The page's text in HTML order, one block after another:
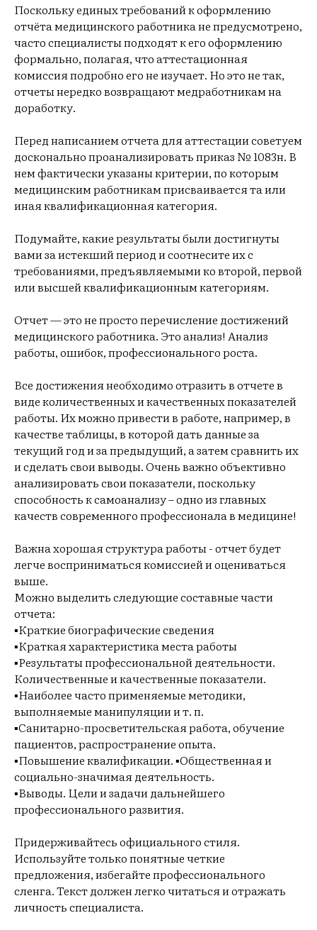
Поскольку единых требований к оформлению
отчёта медицинского работника не предусмотрено,
часто специалисты подходят к его оформлению
формально, полагая, что аттестационная
комиссия подробно его не изучает. Но это не так,
отчеты нередко возвращают медработникам на
доработку.
Перед написанием отчета для аттестации советуем
досконально проанализировать приказ № 1083н. В
нем фактически указаны критерии, по которым
медицинским работникам присваивается та или
иная квалификационная категория.
Подумайте, какие результаты были достигнуты
вами за истекший период и соотнесите их с
требованиями, предъявляемыми ко второй, первой
или высшей квалификационным категориям.
Отчет — это не просто перечисление достижений
медицинского работника. Это анализ! Анализ
работы, ошибок, профессионального роста.
Все достижения необходимо отразить в отчете в
виде количественных и качественных показателей
работы. Их можно привести в работе, например, в
качестве таблицы, в которой дать данные за
текущий год и за предыдущий, а затем сравнить их
и сделать свои выводы. Очень важно объективно
анализировать свои показатели, поскольку
способность к самоанализу – одно из главных
качеств современного профессионала в медицине!
Важна хорошая структура работы - отчет будет
легче восприниматься комиссией и оцениваться
выше.
Можно выделить следующие составные части
отчета:
▪️Краткие биографические сведения
▪️Краткая характеристика места работы
▪️Результаты профессиональной деятельности.
Количественные и качественные показатели.
▪️Наиболее часто применяемые методики,
выполняемые манипуляции и т. п.
▪️Санитарно-просветительская работа, обучение
пациентов, распространение опыта.
▪️Повышение квалификации. ▪️Общественная и
социально-значимая деятельность.
▪️Выводы. Цели и задачи дальнейшего
профессионального развития.
Придерживайтесь официального стиля.
Используйте только понятные четкие
предложения, избегайте профессионального
сленга. Текст должен легко читаться и отражать
личность специалиста.